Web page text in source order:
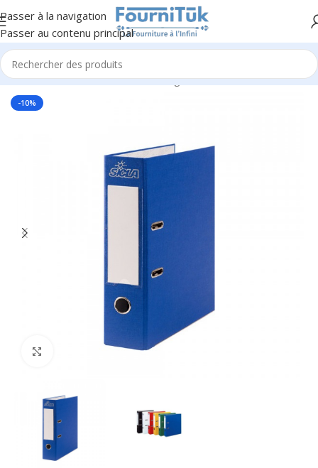
Passer à la navigation
Passer au contenu principal
Accueil/Fourniture de Bureau/Rangement & Classement
-10%
Cliquez pour agrandir